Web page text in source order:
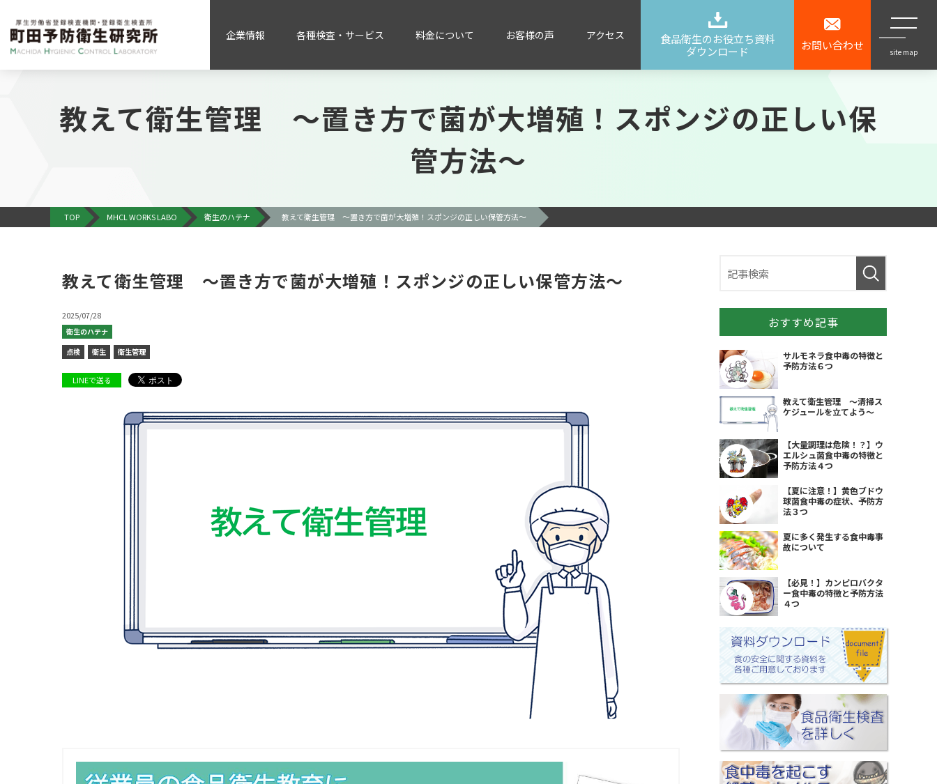
企業情報 各種検査・サービス 料金について お客様の声 アクセス
食品衛生のお役立ち資料
ダウンロード
お問い合わせ site map
教えて衛生管理 ～置き方で菌が大増殖！スポンジの正しい保
管方法～
TOP MHCL WORKS LABO 衛生のハテナ 教えて衛生管理 ～置き方で菌が大増殖！スポンジの正しい保管方法～
教えて衛生管理 ～置き方で菌が大増殖！スポンジの正しい保管方法～
2025/07/28
衛生のハテナ
点検
衛生 衛生管理
LINEで送る
おすすめ記事
サルモネラ食中毒の特徴と
予防方法６つ
教えて衛生管理 ～清掃ス
ケジュールを立てよう～
【大量調理は危険！？】ウ
エルシュ菌食中毒の特徴と
予防方法４つ
【夏に注意！】黄色ブドウ
球菌食中毒の症状、予防方
法３つ
夏に多く発生する食中毒事
故について
【必見！】カンピロバクタ
ー食中毒の特徴と予防方法
４つ